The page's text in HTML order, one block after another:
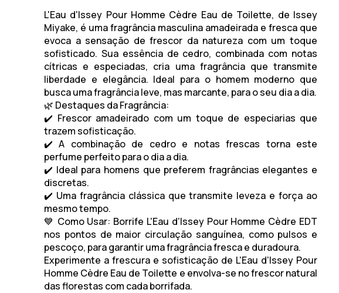
L'Eau d'Issey Pour Homme Cèdre Eau de Toilette, de Issey
Miyake, é uma fragrância masculina amadeirada e fresca que
evoca a sensação de frescor da natureza com um toque
sofisticado. Sua essência de cedro, combinada com notas
cítricas e especiadas, cria uma fragrância que transmite
liberdade e elegância. Ideal para o homem moderno que
busca uma fragrância leve, mas marcante, para o seu dia a dia.
🌿 Destaques da Fragrância:
✔️ Frescor amadeirado com um toque de especiarias que
trazem sofisticação.
✔️ A combinação de cedro e notas frescas torna este
perfume perfeito para o dia a dia.
✔️ Ideal para homens que preferem fragrâncias elegantes e
discretas.
✔️ Uma fragrância clássica que transmite leveza e força ao
mesmo tempo.
💙 Como Usar: Borrife L'Eau d'Issey Pour Homme Cèdre EDT
nos pontos de maior circulação sanguínea, como pulsos e
pescoço, para garantir uma fragrância fresca e duradoura.
Experimente a frescura e sofisticação de L'Eau d'Issey Pour
Homme Cèdre Eau de Toilette e envolva-se no frescor natural
das florestas com cada borrifada.